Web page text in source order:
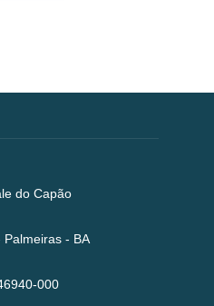
do Capão
Palmeiras - BA
000